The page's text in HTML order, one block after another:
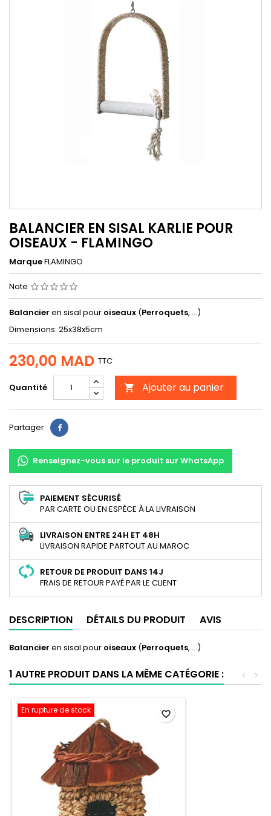
BALANCIER EN SISAL KARLIE POUR
OISEAUX - FLAMINGO
MarqueFLAMINGO
Note
Balancier en sisal pour oiseaux (Perroquets, ...)
Dimensions: 25x38x5cm
230,00 MAD TTC
Quantité  Ajouter au panier
Partager Partager
Renseignez-vous sur le produit sur WhatsApp
PAIEMENT SÉCURISÉ
PAR CARTE OU EN ESPÈCE À LA LIVRAISON
LIVRAISON ENTRE 24H ET 48H
LIVRAISON RAPIDE PARTOUT AU MAROC
RETOUR DE PRODUIT DANS 14J
FRAIS DE RETOUR PAYÉ PAR LE CLIENT
DESCRIPTION DÉTAILS DU PRODUIT AVIS
Balancier en sisal pour oiseaux (Perroquets, ...)
1 AUTRE PRODUIT DANS LA MÊME CATÉGORIE : >
<
En rupture de stock favorite_border